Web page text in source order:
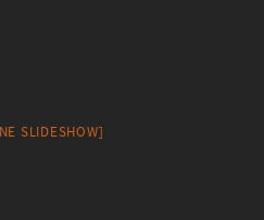
SLIDESHOW]